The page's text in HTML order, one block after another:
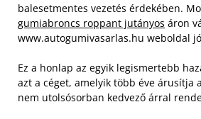
balesetmentes vezetés érdekében.
gumiabroncs roppant jutányos áron
www.autogumivasarlas.hu weboldal
Ez a honlap az egyik legismertebb
azt a céget, amelyik több éve árusítja
nem utolsósorban kedvező árral